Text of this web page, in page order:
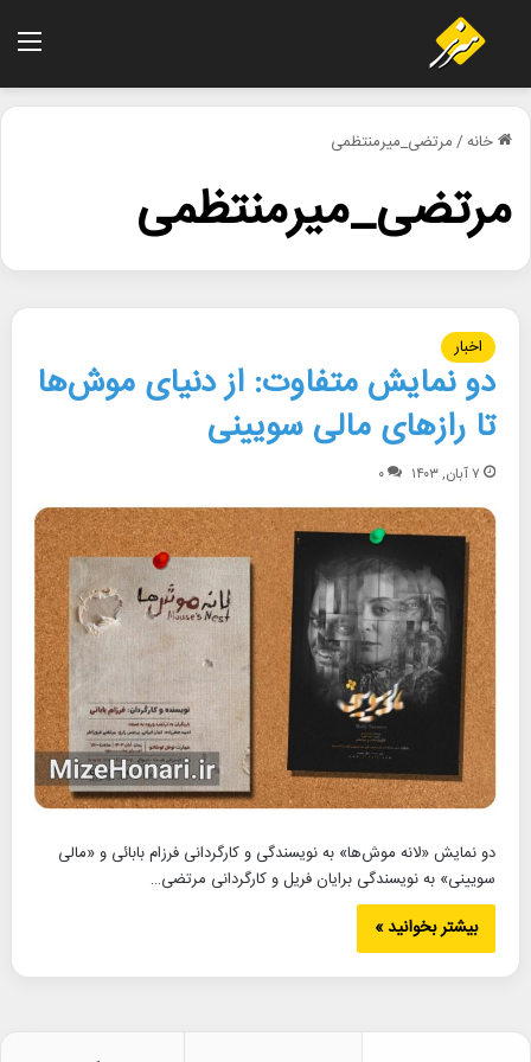
خانه/مرتضی_میرمنتظمی
مرتضی_میرمنتظمی
اخبار
دو نمایش متفاوت: از دنیای موش‌ها
تا رازهای مالی سویینی
۷ آبان, ۱۴۰۳ ۰
دو نمایش «لانه موش‌ها» به نویسندگی و کارگردانی فرزام بابائی و «مالی
سویینی» به نویسندگی برایان فریل و کارگردانی مرتضی…
بیشتر بخوانید »